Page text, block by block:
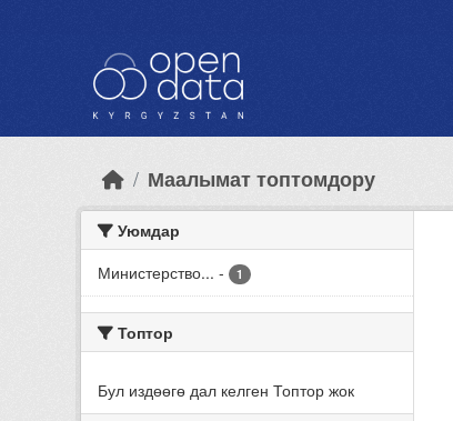
Маалымат топтомдору
Уюмдар
Министерство... - 1
Топтор
Бул издөөгө дал келген Топтор жок